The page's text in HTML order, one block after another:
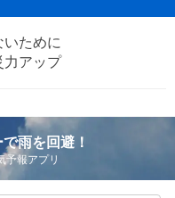
ために
力アップ
雨を回避！
報アプリ